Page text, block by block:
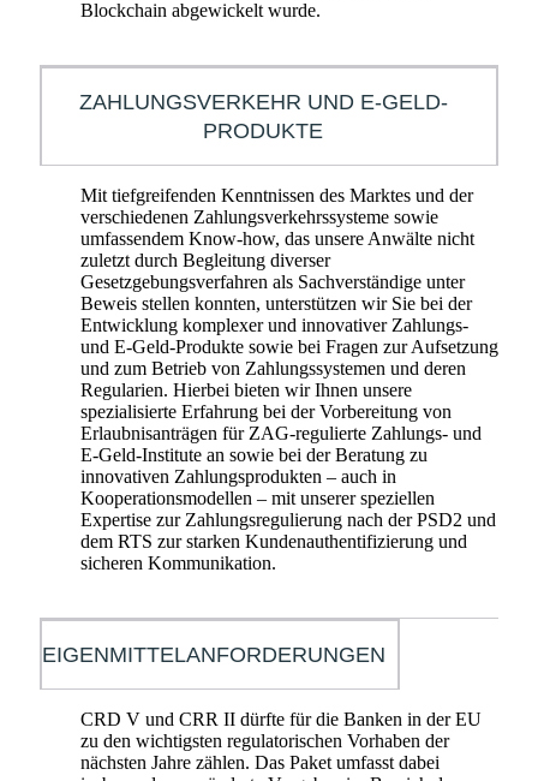
Blockchain abgewickelt wurde.
ZAHLUNGSVERKEHR UND E-GELD-
PRODUKTE
Mit tiefgreifenden Kenntnissen des Marktes und der
verschiedenen Zahlungsverkehrssysteme sowie
umfassendem Know-how, das unsere Anwälte nicht
zuletzt durch Begleitung diverser
Gesetzgebungsverfahren als Sachverständige unter
Beweis stellen konnten, unterstützen wir Sie bei der
Entwicklung komplexer und innovativer Zahlungs-
und E-Geld-Produkte sowie bei Fragen zur Aufsetzung
und zum Betrieb von Zahlungssystemen und deren
Regularien. Hierbei bieten wir Ihnen unsere
spezialisierte Erfahrung bei der Vorbereitung von
Erlaubnisanträgen für ZAG-regulierte Zahlungs- und
E-Geld-Institute an sowie bei der Beratung zu
innovativen Zahlungsprodukten – auch in
Kooperationsmodellen – mit unserer speziellen
Expertise zur Zahlungsregulierung nach der PSD2 und
dem RTS zur starken Kundenauthentifizierung und
sicheren Kommunikation.
EIGENMITTELANFORDERUNGEN
CRD V und CRR II dürfte für die Banken in der EU
zu den wichtigsten regulatorischen Vorhaben der
nächsten Jahre zählen. Das Paket umfasst dabei